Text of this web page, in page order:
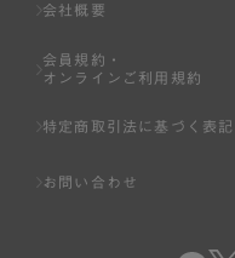
会社概要
会員規約・
オンラインご利用規約
特定商取引法に基づく表記
お問い合わせ